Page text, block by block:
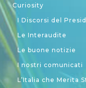
Curiosity
I Discorsi del
Le Interaudite
Le buone notizie
I nostri comunicati
L’Italia che Merita